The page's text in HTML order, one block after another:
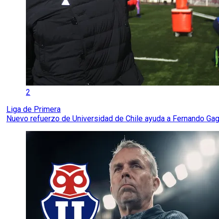
2
Liga de Primera
Nuevo refuerzo de Universidad de Chile ayuda a Fernando